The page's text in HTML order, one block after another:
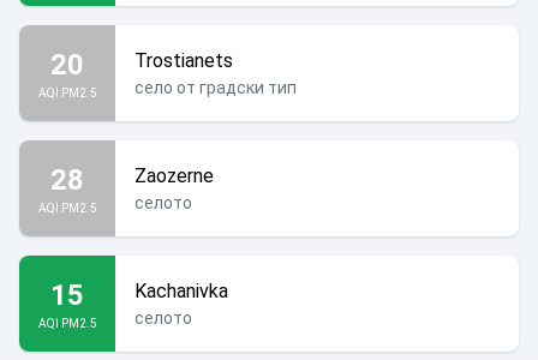
20
AQI PM2.5
Trostianets
село от градски тип
28
AQI PM2.5
Zaozerne
селото
15
AQI PM2.5
Kachanivka
селото